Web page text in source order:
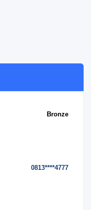
Bronze
0813****4777